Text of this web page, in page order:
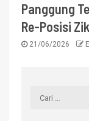
Panggung
Re-Posisi
21/06/2026